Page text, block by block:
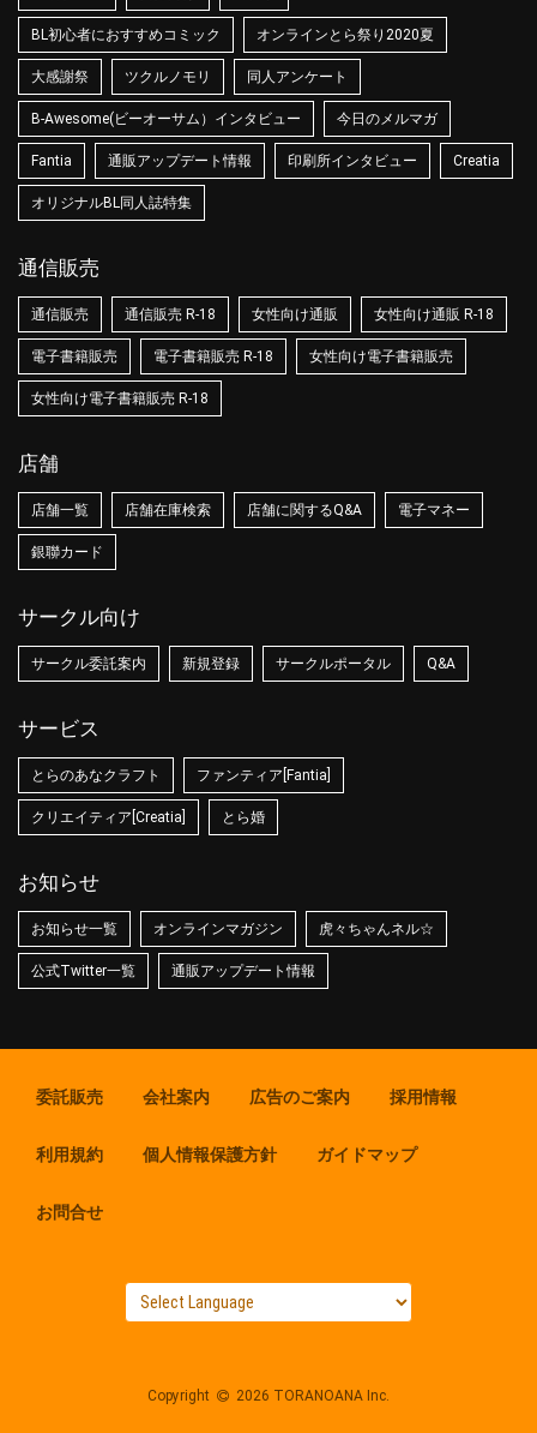
BL初心者におすすめコミック オンラインとら祭り2020夏
大感謝祭 ツクルノモリ 同人アンケート
B-Awesome(ビーオーサム）インタビュー 今日のメルマガ
Fantia 通販アップデート情報 印刷所インタビュー Creatia
オリジナルBL同人誌特集
通信販売
通信販売 通信販売 R-18 女性向け通販 女性向け通販 R-18
電子書籍販売 電子書籍販売 R-18 女性向け電子書籍販売
女性向け電子書籍販売 R-18
店舗
店舗一覧 店舗在庫検索 店舗に関するQ&A 電子マネー
銀聯カード
サークル向け
サークル委託案内 新規登録 サークルポータル Q&A
サービス
とらのあなクラフト ファンティア[Fantia]
クリエイティア[Creatia] とら婚
お知らせ
お知らせ一覧 オンラインマガジン 虎々ちゃんネル☆
公式Twitter一覧 通販アップデート情報
委託販売 会社案内 広告のご案内 採用情報
利用規約 個人情報保護方針 ガイドマップ
お問合せ
Copyright 2026 TORANOANA Inc.